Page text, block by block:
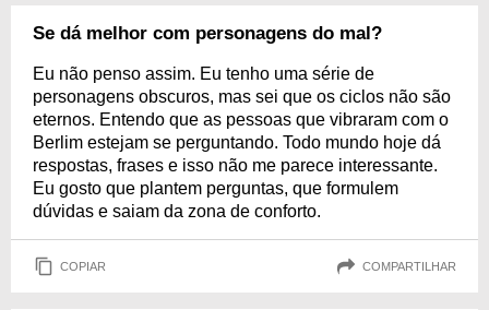
Se dá melhor com personagens do mal?
Eu não penso assim. Eu tenho uma série de
personagens obscuros, mas sei que os ciclos não são
eternos. Entendo que as pessoas que vibraram com o
Berlim estejam se perguntando. Todo mundo hoje dá
respostas, frases e isso não me parece interessante.
Eu gosto que plantem perguntas, que formulem
dúvidas e saiam da zona de conforto.
COPIAR COMPARTILHAR